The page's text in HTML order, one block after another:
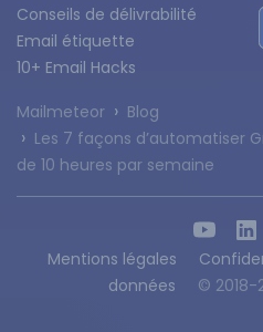
Conseils de délivrabilité
Email étiquette
10+ Email Hacks
Mailmeteor › Blog
› Les 7 façons d’automatiser
de 10 heures par semaine
Mentions légales
données
© 2018-